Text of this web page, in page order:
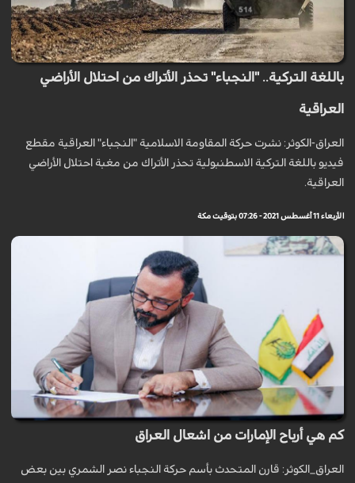
باللغة التركية.. "النجباء" تحذر الأتراك من احتلال الأراضي
العراقية
العراق-الكوثر: نشرت حركة المقاومة الاسلامية "النجباء" العراقية مقطع
فيديو باللغة التركية الاسطنبولية تحذر الأتراك من مغبة احتلال الأراضي
العراقية.
الأربعاء 11 أغسطس 2021 - 07:26 بتوقيت مكة
كم هي أرباح الإمارات من اشعال العراق
العراق_الكوثر: قارن المتحدث بأسم حركة النجباء نصر الشمري بين بعض